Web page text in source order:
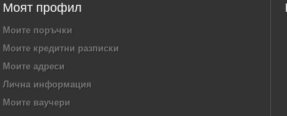
Моят профил
Моите поръчки
Моите кредитни разписки
Моите адреси
Лична информация
Моите ваучери